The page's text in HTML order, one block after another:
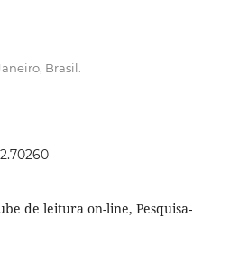
Brasil.
de leitura on-line, Pesquisa-